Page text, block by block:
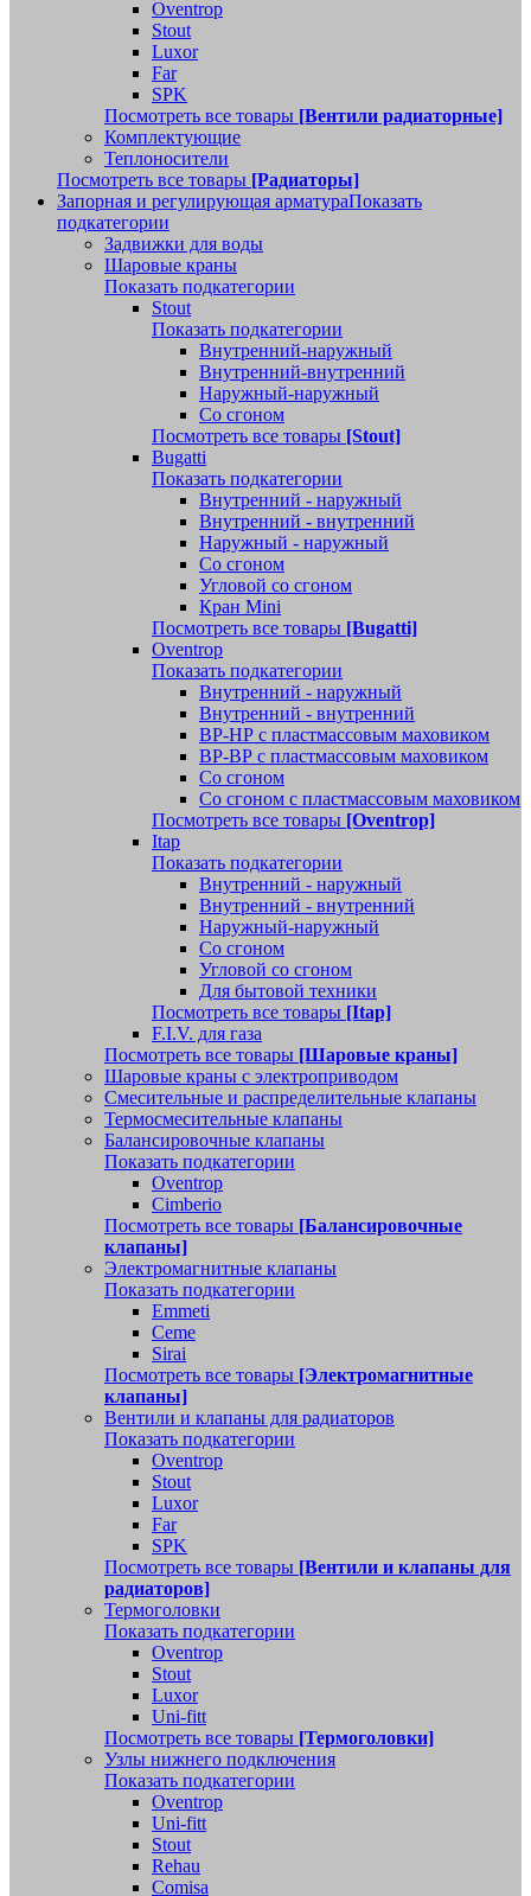
Oventrop
Stout
Luxor
Far
SPK
Посмотреть все товары [Вентили радиаторные]
Комплектующие
Теплоносители
Посмотреть все товары [Радиаторы]
Запорная и регулирующая арматураПоказать
подкатегории
Задвижки для воды
Шаровые краны
Показать подкатегории
Stout
Показать подкатегории
Внутренний-наружный
Внутренний-внутренний
Наружный-наружный
Со сгоном
Посмотреть все товары [Stout]
Bugatti
Показать подкатегории
Внутренний - наружный
Внутренний - внутренний
Наружный - наружный
Со сгоном
Угловой со сгоном
Кран Mini
Посмотреть все товары [Bugatti]
Oventrop
Показать подкатегории
Внутренний - наружный
Внутренний - внутренний
ВР-НР с пластмассовым маховиком
ВР-ВР с пластмассовым маховиком
Со сгоном
Со сгоном с пластмассовым маховиком
Посмотреть все товары [Oventrop]
Itap
Показать подкатегории
Внутренний - наружный
Внутренний - внутренний
Наружный-наружный
Со сгоном
Угловой со сгоном
Для бытовой техники
Посмотреть все товары [Itap]
F.I.V. для газа
Посмотреть все товары [Шаровые краны]
Шаровые краны с электроприводом
Смесительные и распределительные клапаны
Термосмесительные клапаны
Балансировочные клапаны
Показать подкатегории
Oventrop
Cimberio
Посмотреть все товары [Балансировочные
клапаны]
Электромагнитные клапаны
Показать подкатегории
Emmeti
Ceme
Sirai
Посмотреть все товары [Электромагнитные
клапаны]
Вентили и клапаны для радиаторов
Показать подкатегории
Oventrop
Stout
Luxor
Far
SPK
Посмотреть все товары [Вентили и клапаны для
радиаторов]
Термоголовки
Показать подкатегории
Oventrop
Stout
Luxor
Uni-fitt
Посмотреть все товары [Термоголовки]
Узлы нижнего подключения
Показать подкатегории
Oventrop
Uni-fitt
Stout
Rehau
Comisa